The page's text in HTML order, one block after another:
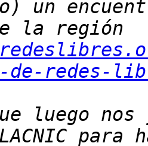
de-redes-
luego nos